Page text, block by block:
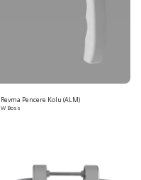
Revma Pencere Kolu (ALM)
W Boss